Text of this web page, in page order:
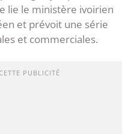
lie le ministère ivoirien
et prévoit une série
et commerciales.
PUBLICITÉ